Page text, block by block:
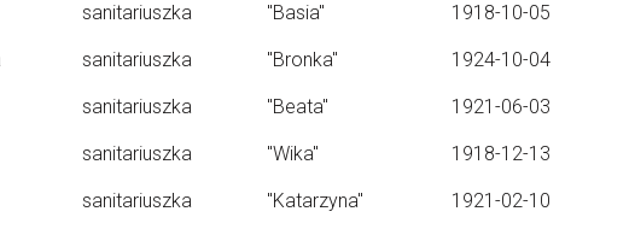
sanitariuszka "Basia" 1918-10-05
sanitariuszka "Bronka" 1924-10-04
sanitariuszka "Beata" 1921-06-03
sanitariuszka "Wika" 1918-12-13
sanitariuszka "Katarzyna" 1921-02-10